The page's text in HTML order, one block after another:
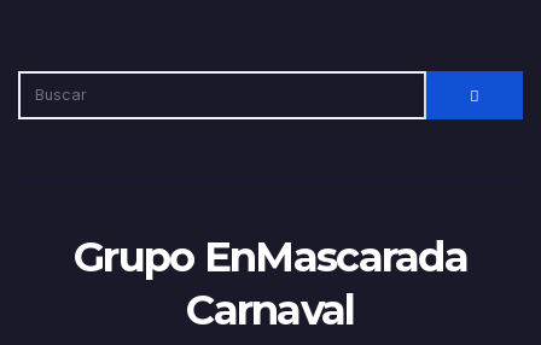
Grupo EnMascarada
Carnaval